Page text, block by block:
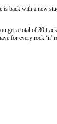
back with a new
get a total of 30
for every rock ‘n’